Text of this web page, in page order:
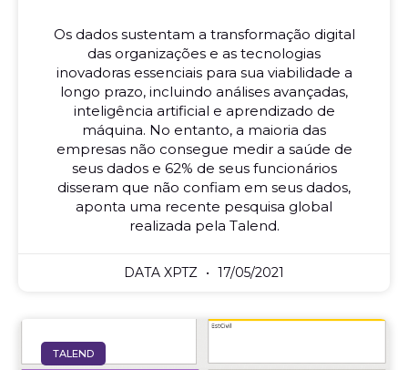
Os dados sustentam a transformação digital
das organizações e as tecnologias
inovadoras essenciais para sua viabilidade a
longo prazo, incluindo análises avançadas,
inteligência artificial e aprendizado de
máquina. No entanto, a maioria das
empresas não consegue medir a saúde de
seus dados e 62% de seus funcionários
disseram que não confiam em seus dados,
aponta uma recente pesquisa global
realizada pela Talend.
DATA XPTZ 17/05/2021
TALEND